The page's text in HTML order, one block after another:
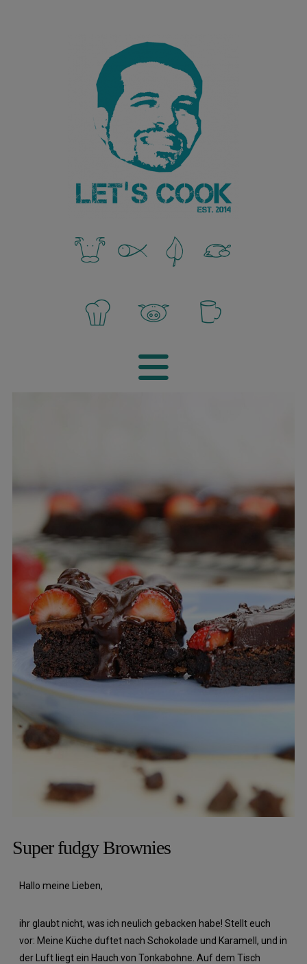
Super fudgy Brownies
Hallo meine Lieben,
ihr glaubt nicht, was ich neulich gebacken habe! Stellt euch
vor: Meine Küche duftet nach Schokolade und Karamell, und in
der Luft liegt ein Hauch von Tonkabohne. Auf dem Tisch